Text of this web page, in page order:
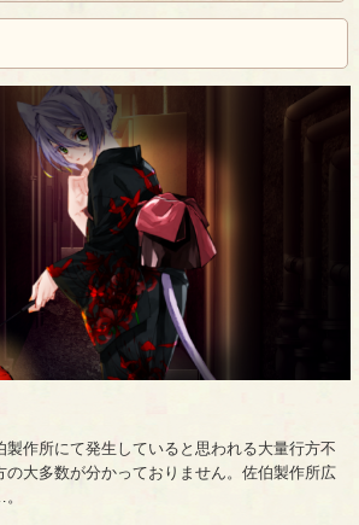
作所にて発生していると思われる大量行方不
の大多数が分かっておりません。佐伯製作所広